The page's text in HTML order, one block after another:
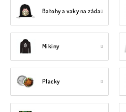
Batohy a vaky na záda
Mikiny
Placky